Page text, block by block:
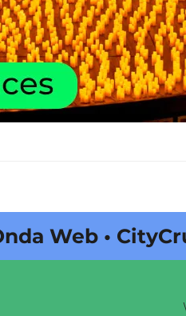
• CityCrunch